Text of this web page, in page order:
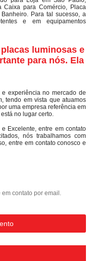
Caixa para Comércio, Placa
Para tal sucesso, a
e em equipamentos
luminosas e
para nós. Ela
experiência no mercado de
tendo em vista que atuamos
uma empresa referência em
no lugar certo.
Excelente, entre em contato
nós trabalhamos com
entre em contato conosco e
em contato por email.